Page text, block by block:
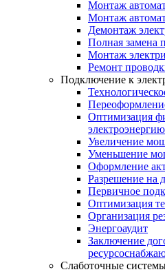
Монтаж
Монтаж
Демонтаж
Полная замена
Монтаж
Ремонт
Подключение к
Оптимизация
электроэнергию
Увеличение
Уменьшение
Оформление
Разрешение на
Первичное
Оптимизация
Организация
Энергоаудит
Заключение
Слаботочные